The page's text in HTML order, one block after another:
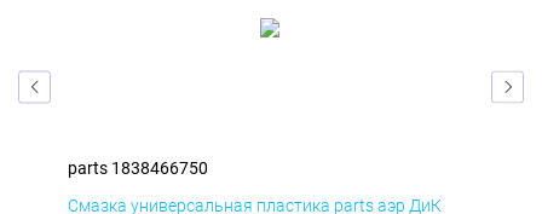
parts 1838466750
Смазка универсальная пластика parts аэр ДиК